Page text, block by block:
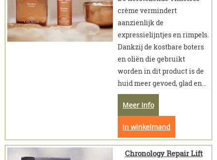
crème vermindert
aanzienlijk de
expressielijntjes en rimpels.
Dankzij de kostbare boters
en oliën die gebruikt
worden in dit product is de
huid meer gevoed, glad en...
Meer Info
In winkelmand
Chronology Repair Lift